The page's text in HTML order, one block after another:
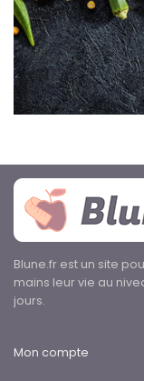
Blune.fr est un site
mains leur vie au
jours.
Mon compte